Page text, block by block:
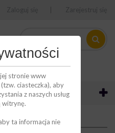
stronie www
ciasteczka), aby
z naszych usług
witrynę.
ta informacja nie